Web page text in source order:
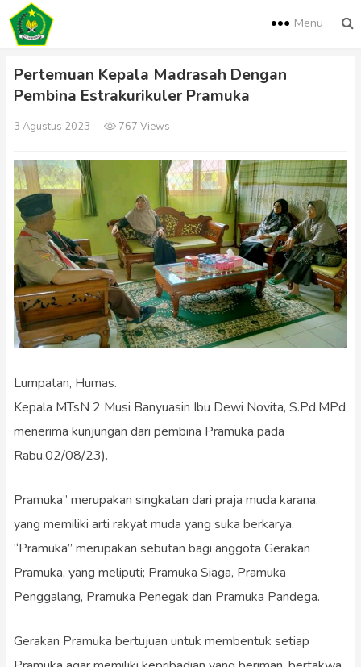
Menu
Pertemuan Kepala Madrasah Dengan
Pembina Estrakurikuler Pramuka
3 Agustus 2023 767 Views
Lumpatan, Humas.
Kepala MTsN 2 Musi Banyuasin Ibu Dewi Novita, S.Pd.MPd
menerima kunjungan dari pembina Pramuka pada
Rabu,02/08/23).
Pramuka” merupakan singkatan dari praja muda karana,
yang memiliki arti rakyat muda yang suka berkarya.
“Pramuka” merupakan sebutan bagi anggota Gerakan
Pramuka, yang meliputi; Pramuka Siaga, Pramuka
Penggalang, Pramuka Penegak dan Pramuka Pandega.
Gerakan Pramuka bertujuan untuk membentuk setiap